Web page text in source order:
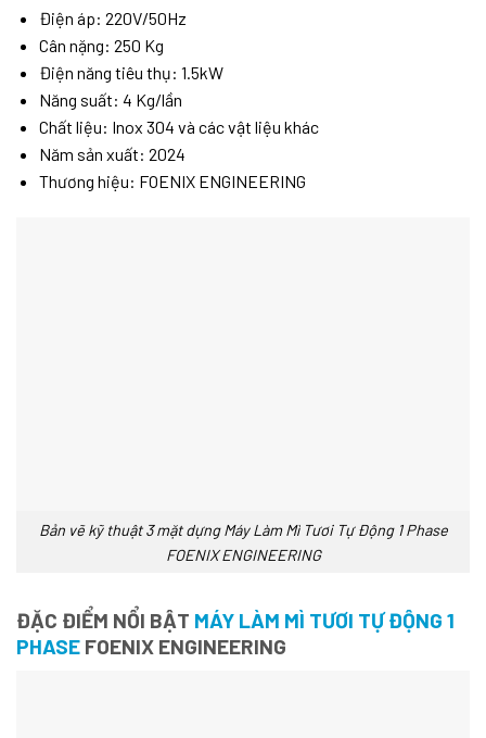
Điện áp: 220V/50Hz
Cân nặng: 250 Kg
Điện năng tiêu thụ: 1.5kW
Năng suất: 4 Kg/lần
Chất liệu: Inox 304 và các vật liệu khác
Năm sản xuất: 2024
Thương hiệu: FOENIX ENGINEERING
Bản vẽ kỹ thuật 3 mặt dựng Máy Làm Mì Tươi Tự Động 1 Phase
FOENIX ENGINEERING
ĐẶC ĐIỂM NỔI BẬT MÁY LÀM MÌ TƯƠI TỰ ĐỘNG 1
PHASE FOENIX ENGINEERING